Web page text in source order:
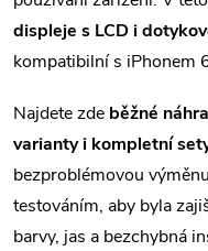
d
c
í
p
displeje s LCD i
kompatibilní s iPhonem
Najdete zde běžné
varianty i kompletní
bezproblémovou
testováním, aby byla
barvy, jas a bezchybná